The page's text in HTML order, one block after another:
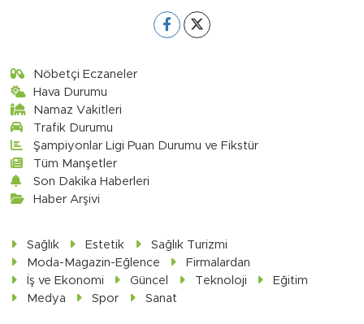
Nöbetçi Eczaneler
Hava Durumu
Namaz Vakitleri
Trafik Durumu
Şampiyonlar Ligi Puan Durumu ve Fikstür
Tüm Manşetler
Son Dakika Haberleri
Haber Arşivi
Sağlık Estetik
Sağlık Turizmi
Moda-Magazin-Eğlence
Firmalardan
İş ve Ekonomi
Güncel Teknoloji
Eğitim
Medya
Spor Sanat